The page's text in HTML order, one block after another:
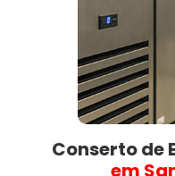
Conserto de
em